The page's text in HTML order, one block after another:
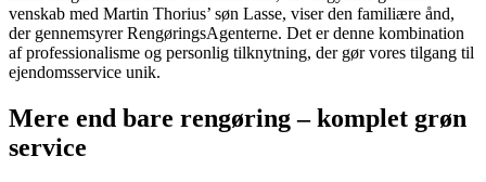
venskab med Martin Thorius’ søn Lasse, viser den familiære ånd,
der gennemsyrer RengøringsAgenterne. Det er denne kombination
af professionalisme og personlig tilknytning, der gør vores tilgang til
ejendomsservice unik.
Mere end bare rengøring – komplet grøn
service